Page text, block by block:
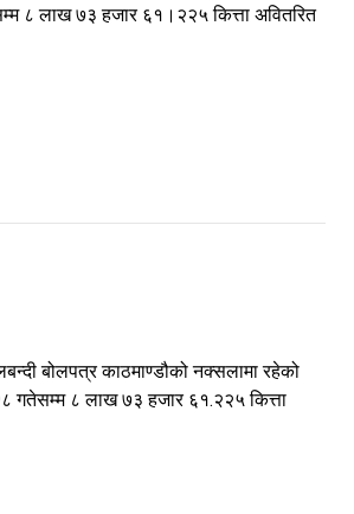
८ लाख ७३ हजार ६१।२२५ कित्ता अवितरित
बोलपत्र काठमाण्डौको नक्सलामा रहेको
गतेसम्म ८ लाख ७३ हजार ६१.२२५ कित्ता